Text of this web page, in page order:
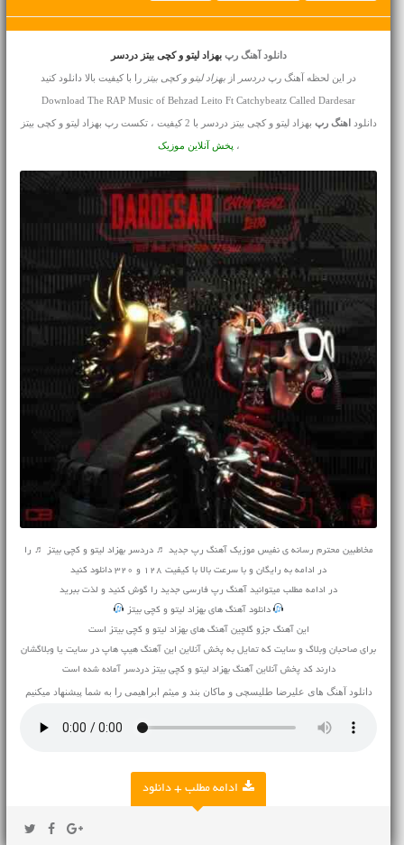
دانلود آهنگ رپ بهزاد لیتو و کچی بیتز دردسر
در این لحظه آهنگ رپ دردسر از بهزاد لیتو و کچی بیتز را با کیفیت بالا دانلود کنید
Download The RAP Music of Behzad Leito Ft Catchybeatz Called Dardesar
دانلود اهنگ رپ بهزاد لیتو و کچی بیتز دردسر با 2 کیفیت ، تکست رپ بهزاد لیتو و کچی بیتز
، پخش آنلاین موزیک
مخاطبین محترم رسانه ی نفیس موزیک آهنگ رپ جدید ♬ دردسر بهزاد لیتو و کچی بیتز ♬ را
در ادامه به رایگان و با سرعت بالا با کیفیت 128 و 320 دانلود کنید
در ادامه مطلب میتوانید آهنگرپ فارسی جدید را گوش کنید و لذت ببرید
دانلود آهنگ های بهزاد لیتو و کچی بیتز
این آهنگ جزو گلچین آهنگ های بهزاد لیتو و کچی بیتز است
برای صاحبان وبلاگ و سایت که تمایل به پخش آنلاین این آهنگ هیپ هاپ در سایت یا وبلاگشان
دارند کد پخش آنلاین آهنگ بهزاد لیتو و کچی بیتز دردسر آماده شده است
دانلود آهنگ های علیرضا طلیسچی و ماکان بند و میثم ابراهیمی را به شما پیشنهاد میکنیم
ادامه مطلب + دانلود